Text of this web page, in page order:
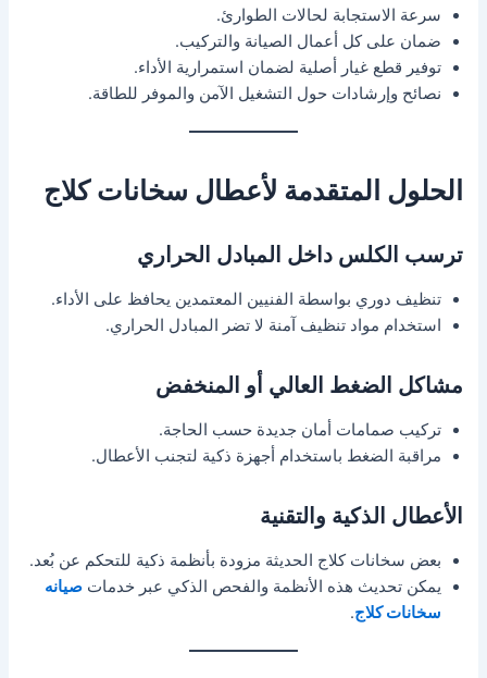
سرعة الاستجابة لحالات الطوارئ.
ضمان على كل أعمال الصيانة والتركيب.
توفير قطع غيار أصلية لضمان استمرارية الأداء.
نصائح وإرشادات حول التشغيل الآمن والموفر للطاقة.
الحلول المتقدمة لأعطال سخانات كلاج
ترسب الكلس داخل المبادل الحراري
تنظيف دوري بواسطة الفنيين المعتمدين يحافظ على الأداء.
استخدام مواد تنظيف آمنة لا تضر المبادل الحراري.
مشاكل الضغط العالي أو المنخفض
تركيب صمامات أمان جديدة حسب الحاجة.
مراقبة الضغط باستخدام أجهزة ذكية لتجنب الأعطال.
الأعطال الذكية والتقنية
بعض سخانات كلاج الحديثة مزودة بأنظمة ذكية للتحكم عن بُعد.
يمكن تحديث هذه الأنظمة والفحص الذكي عبر خدماتصيانه
سخانات كلاج.